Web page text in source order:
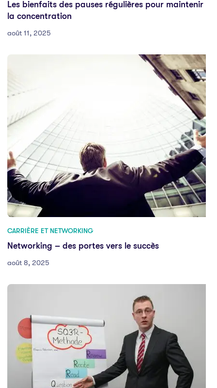
Les bienfaits des pauses régulières pour maintenir
la concentration
août 11, 2025
CARRIÈRE ET NETWORKING
Networking – des portes vers le succès
août 8, 2025